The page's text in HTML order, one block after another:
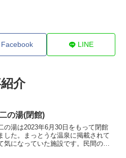
Facebook LINE
介
の湯(閉館)
の湯は2023年6月30日をもって閉館
した。まっとうな温泉に掲載されて
気になっていた施設です。民間のコ